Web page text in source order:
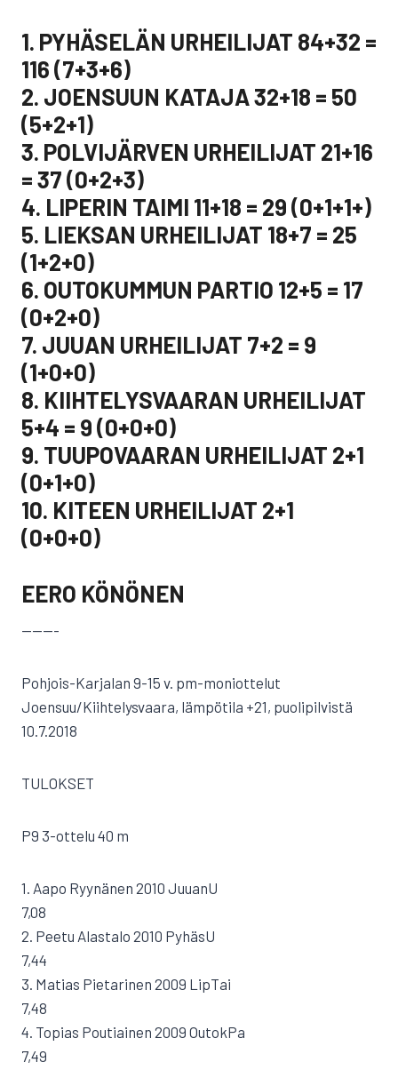
1. PYHÄSELÄN URHEILIJAT 84+32 =
116 (7+3+6)
2. JOENSUUN KATAJA 32+18 = 50
(5+2+1)
3. POLVIJÄRVEN URHEILIJAT 21+16
= 37 (0+2+3)
4. LIPERIN TAIMI 11+18 = 29 (0+1+1+)
5. LIEKSAN URHEILIJAT 18+7 = 25
(1+2+0)
6. OUTOKUMMUN PARTIO 12+5 = 17
(0+2+0)
7. JUUAN URHEILIJAT 7+2 = 9
(1+0+0)
8. KIIHTELYSVAARAN URHEILIJAT
5+4 = 9 (0+0+0)
9. TUUPOVAARAN URHEILIJAT 2+1
(0+1+0)
10. KITEEN URHEILIJAT 2+1
(0+0+0)
EERO KÖNÖNEN
———-
Pohjois-Karjalan 9-15 v. pm-moniottelut
Joensuu/Kiihtelysvaara, lämpötila +21, puolipilvistä
10.7.2018
TULOKSET
P9 3-ottelu 40 m
1. Aapo Ryynänen 2010 JuuanU
7,08
2. Peetu Alastalo 2010 PyhäsU
7,44
3. Matias Pietarinen 2009 LipTai
7,48
4. Topias Poutiainen 2009 OutokPa
7,49